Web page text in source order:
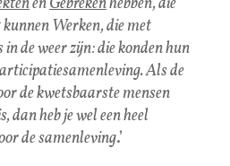
Werken, die met
de weer zijn: die konden hun
Als de
de kwetsbaarste mensen
dan heb je wel een heel
de samenleving.’